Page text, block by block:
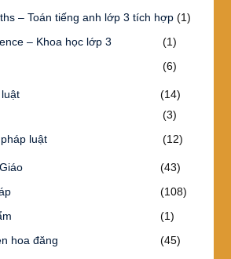
– Toán tiếng anh lớp 3 tích hợp(1)
– Khoa học lớp 3
(1)
(6)
(14)
(3)
luật
(12)
(43)
(108)
(1)
hoa đăng
(45)